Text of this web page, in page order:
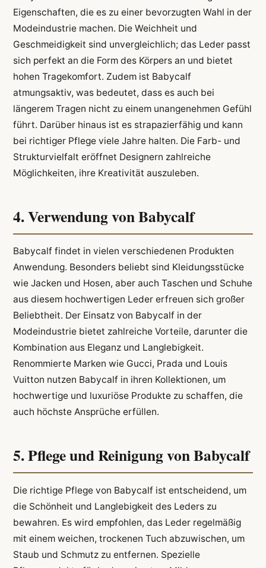
Eigenschaften, die es zu einer bevorzugten Wahl in der
Modeindustrie machen. Die Weichheit und
Geschmeidigkeit sind unvergleichlich; das Leder passt
sich perfekt an die Form des Körpers an und bietet
hohen Tragekomfort. Zudem ist Babycalf
atmungsaktiv, was bedeutet, dass es auch bei
längerem Tragen nicht zu einem unangenehmen Gefühl
führt. Darüber hinaus ist es strapazierfähig und kann
bei richtiger Pflege viele Jahre halten. Die Farb- und
Strukturvielfalt eröffnet Designern zahlreiche
Möglichkeiten, ihre Kreativität auszuleben.
4. Verwendung von Babycalf
Babycalf findet in vielen verschiedenen Produkten
Anwendung. Besonders beliebt sind Kleidungsstücke
wie Jacken und Hosen, aber auch Taschen und Schuhe
aus diesem hochwertigen Leder erfreuen sich großer
Beliebtheit. Der Einsatz von Babycalf in der
Modeindustrie bietet zahlreiche Vorteile, darunter die
Kombination aus Eleganz und Langlebigkeit.
Renommierte Marken wie Gucci, Prada und Louis
Vuitton nutzen Babycalf in ihren Kollektionen, um
hochwertige und luxuriöse Produkte zu schaffen, die
auch höchste Ansprüche erfüllen.
5. Pflege und Reinigung von Babycalf
Die richtige Pflege von Babycalf ist entscheidend, um
die Schönheit und Langlebigkeit des Leders zu
bewahren. Es wird empfohlen, das Leder regelmäßig
mit einem weichen, trockenen Tuch abzuwischen, um
Staub und Schmutz zu entfernen. Spezielle